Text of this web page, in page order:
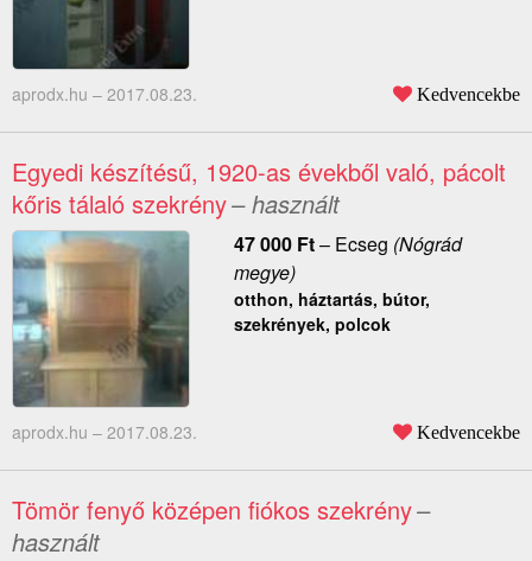
aprodx.hu – 2017.08.23. Kedvencekbe
Egyedi készítésű, 1920-as évekből való, pácolt
kőris tálaló szekrény– használt
47 000 Ft– Ecseg (Nógrád
megye)
otthon, háztartás, bútor,
szekrények, polcok
aprodx.hu – 2017.08.23. Kedvencekbe
Tömör fenyő középen fiókos szekrény–
használt